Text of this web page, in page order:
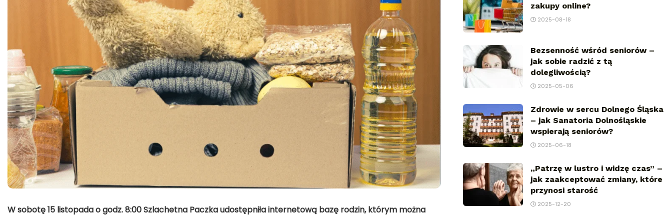
W sobotę 15 listopada o godz. 8:00 Szlachetna Paczka udostępniła internetową bazę rodzin, którym można
zakupy online?
2025-08-18
Bezsenność wśród seniorów –
jak sobie radzić z tą
dolegliwością?
2025-05-06
Zdrowie w sercu Dolnego Śląska
– jak Sanatoria Dolnośląskie
wspierają seniorów?
2025-06-18
„Patrzę w lustro i widzę czas” –
jak zaakceptować zmiany, które
przynosi starość
2025-12-20